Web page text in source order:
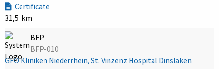
Certificate
31,5 km
BFP
BFP-010
GFO Kliniken Niederrhein, St. Vinzenz Hospital Dinslaken